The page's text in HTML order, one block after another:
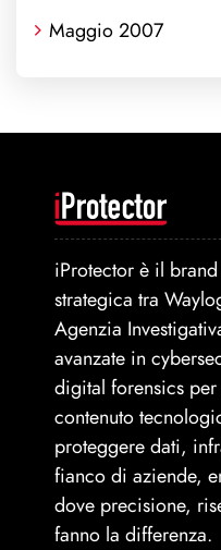
Maggio 2007
iProtector è il
strategica tra
Agenzia
avanzate in
digital forensics
contenuto
proteggere dati,
fianco di aziende,
dove precisione,
fanno la differenza.